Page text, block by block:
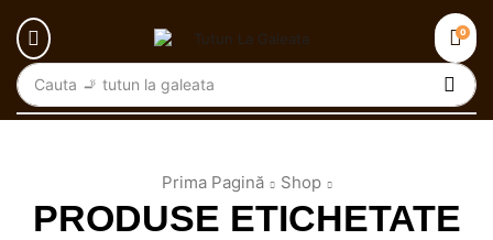
Cauta 🚬 tutun la galeata
0
Prima Pagină Shop
PRODUSE ETICHETATE